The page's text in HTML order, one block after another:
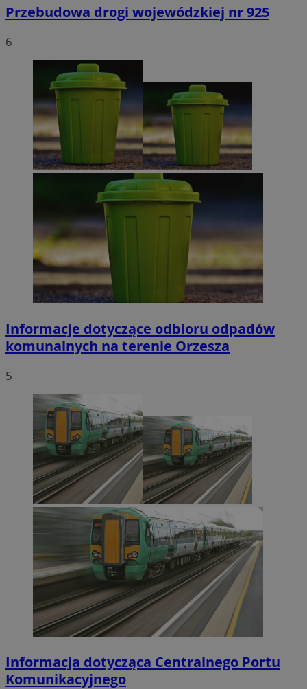
Przebudowa drogi wojewódzkiej nr 925
6
Informacje dotyczące odbioru odpadów
komunalnych na terenie Orzesza
5
Informacja dotycząca Centralnego Portu
Komunikacyjnego